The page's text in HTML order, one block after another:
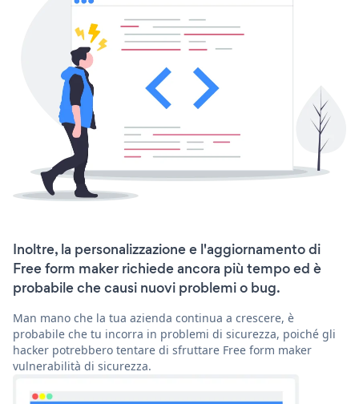
Inoltre, la personalizzazione e l'aggiornamento di
Free form maker richiede ancora più tempo ed è
probabile che causi nuovi problemi o bug.
Man mano che la tua azienda continua a crescere, è
probabile che tu incorra in problemi di sicurezza, poiché gli
hacker potrebbero tentare di sfruttare Free form maker
vulnerabilità di sicurezza.